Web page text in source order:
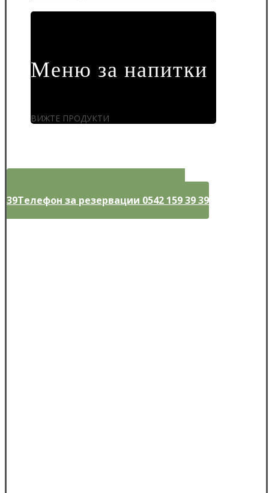
Меню за напитки
ВИЖТЕ ПРОДУКТИ
39Телефон за резервации 0542 159 39 39